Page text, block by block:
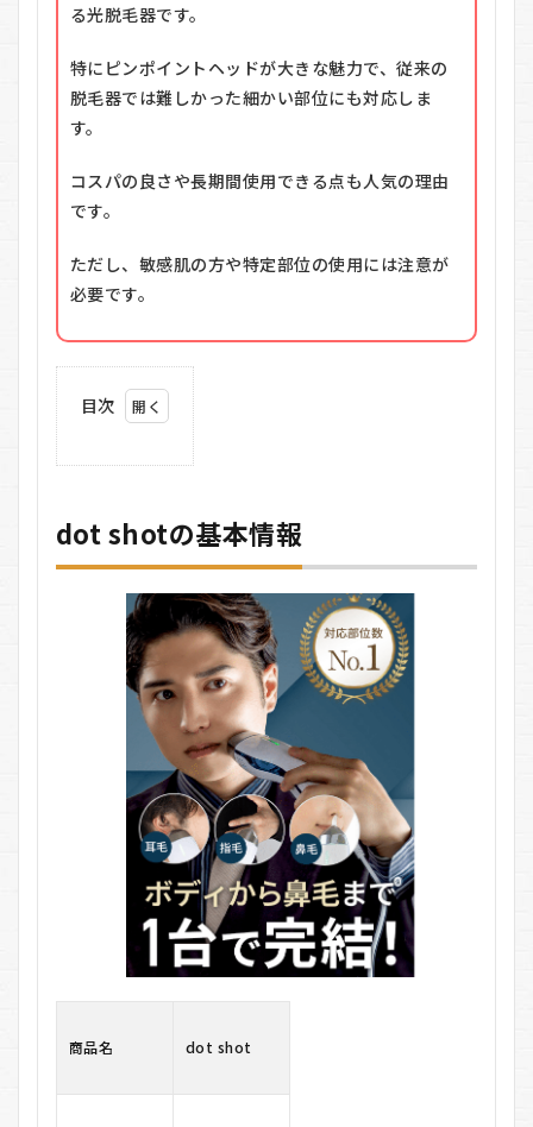
る光脱毛器です。
特にピンポイントヘッドが大きな魅力で、従来の
脱毛器では難しかった細かい部位にも対応しま
す。
コスパの良さや長期間使用できる点も人気の理由
です。
ただし、敏感肌の方や特定部位の使用には注意が
必要です。
目次
本情
報
4.1
dot
本体
dot shotの基本情報
商品名 dot shot